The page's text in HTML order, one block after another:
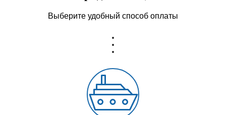
Выберите удобный способ оплаты